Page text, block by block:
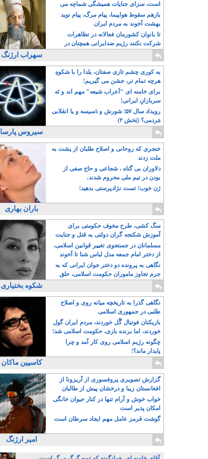
است، سزای جنایات همیشگی شماچه می
تواند باشد؟!
بازهم سقوط هواپیما، پیام مرگ، پیام نوید
بهشت آخوند به مردم ایران
تا بانوان کشورمان فعالانه در تظاهرات
شرکت نکنند رژیم ضدایرانی همچنان در
قدرت باقی خواهدماند
سهراب ارژنگ
به کوری چشم تازی صفتان، یلدا را با شکوهِ
هرچه تمام تر، جشن می گیریم!
برای خامنه ای "اَعراب شیعه" مهم اند و نَه
سربازانِ ایرانی!
رویداد سال ۵۷؛ شورش و دَسیسه و یا انقلابی
مَردمی؟ (بَخش ۲)
سیروس پارسا
خنجری که روحانی و اصلاح طلبان از پشت به
ملت زدند
دلاوران بی گناه ، شجاعی و حاج صفی از
بودن در تیم ملی محروم شدند.
ژن خوب! تست نژادپرستی بدهید!
باران بهاری
سگ کشی، طرح مخوف حکومتی برای
آموزش شکنجه گران دولتی به قتل و جنایت
بیشتر
مسلمانان در جستجوی تغییر قوانین اسلامی،
از دختر امام جمعه مدل لباس شنا تا آخوند
مسلمان همجنسگرا!
نگاهی به پرونده دو دختر جوان ایرانی که به
جرم تجاوز ماموران حکومت اسلامی، حلق
آویز شدند!
شکوه بختیاری
نگاهی گذرا به تاریخچه میانه روی و اصلاح
طلبی در جمهوری اسلامی
بازیکنان فوتبال گًل خوردند، مردم ایران گول
خوردند، اما برنده بازی، حکومت اسلامی شد!
چگونه رژیم اسلامی روی کار آمد و چرا
پایدار ماند؟!
کاسپین ماکان
گزارش تصویری پروفسوری از آریزونا از
افغانستان زیبا و درخشان پیش از طالبان
خواب خوش و آرام تنها در کنار حیوان خانگی
امکان پذیر است
گوشت قرمز عامل مهم ایجاد سرطان است
امیر ارژنگ